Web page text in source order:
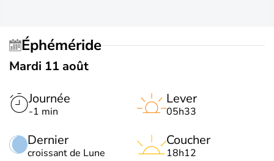
Éphéméride
Mardi 11 août
Journée
-1 min
Dernier
croissant de Lune
Lever
05h33
Coucher
18h12